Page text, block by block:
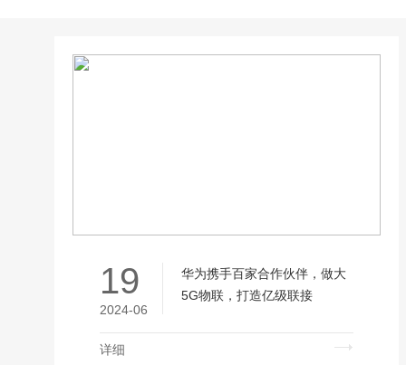
19
2024-06
华为携手百家合作伙伴，做大
5G物联，打造亿级联接
详细